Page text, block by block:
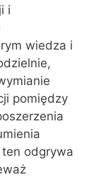
i
wiedza i
pomiędzy
odgrywa